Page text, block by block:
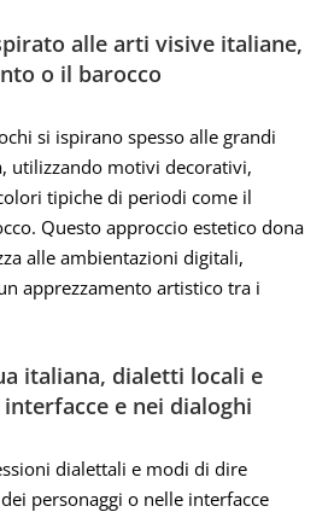
alle arti visive italiane,
o il barocco
si ispirano spesso alle grandi
utilizzando motivi decorativi,
tipiche di periodi come il
Questo approccio estetico dona
alle ambientazioni digitali,
apprezzamento artistico tra i
italiana, dialetti locali e
e nei dialoghi
dialettali e modi di dire
personaggi o nelle interfacce